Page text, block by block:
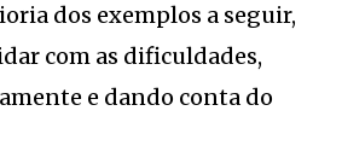
dos exemplos a seguir,
com as dificuldades,
e dando conta do